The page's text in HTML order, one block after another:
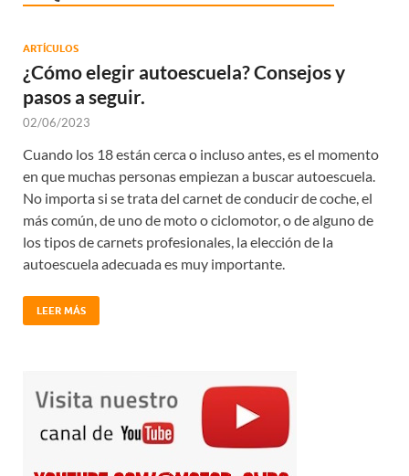
ARTÍCULOS
¿Cómo elegir autoescuela? Consejos y
pasos a seguir.
02/06/2023
Cuando los 18 están cerca o incluso antes, es el momento
en que muchas personas empiezan a buscar autoescuela.
No importa si se trata del carnet de conducir de coche, el
más común, de uno de moto o ciclomotor, o de alguno de
los tipos de carnets profesionales, la elección de la
autoescuela adecuada es muy importante.
LEER MÁS